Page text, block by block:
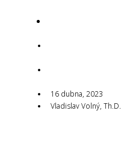
16 dubna, 2023
Vladislav Volný, Th.D.